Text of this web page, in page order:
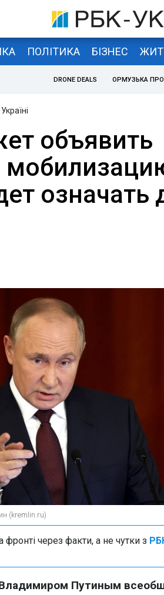
ПОЛІТИКА БІЗНЕС
DRONE DEALS ОРМУЗЬКА
объявить
означать
(kremlin.ru)
фронті через факти, а не чутки з
Путиным